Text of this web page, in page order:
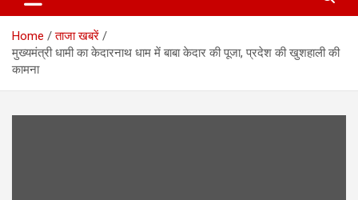
Home
ताजा खबरें
मुख्यमंत्री धामी का केदारनाथ धाम में बाबा केदार की पूजा, प्रदेश की खुशहाली की
कामना